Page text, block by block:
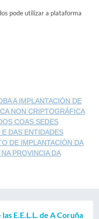
pode utilizar a plataforma
A IMPLANTACIÓN DE
NON CRIPTOGRÁFICA
COAS SEDES
DAS ENTIDADES
DE IMPLANTACIÓN DA
PROVINCIA DA
E.E.L.L. de A Coruña